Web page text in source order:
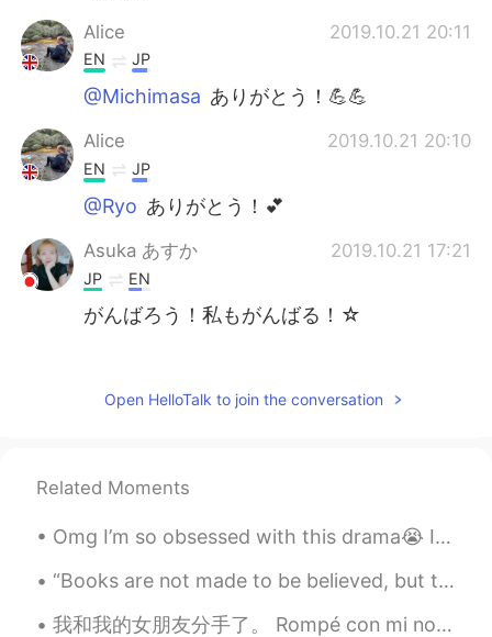
Alice 2019.10.21 20:11
EN JP
@Michimasa ありがとう！💪💪
Alice 2019.10.21 20:10
EN JP
@Ryo ありがとう！💕
Asuka あすか 2019.10.21 17:21
JP EN
がんばろう！私もがんばる！☆
JP EN
わかる。
yukichi 2019.10.21 16:51
Open HelloTalk to join the conversation
Related Moments
Omg I’m so obsessed with this drama😭 I totally recommend it👌🏼 Especially if you’re interested in ...
“Books are not made to be believed, but to be subjected to inquiry. When we consider a book, we m...
我和我的女朋友分手了。 Rompé con mi novia, decidí vivir mi vida solo por algún tiempo. This means I can spen...